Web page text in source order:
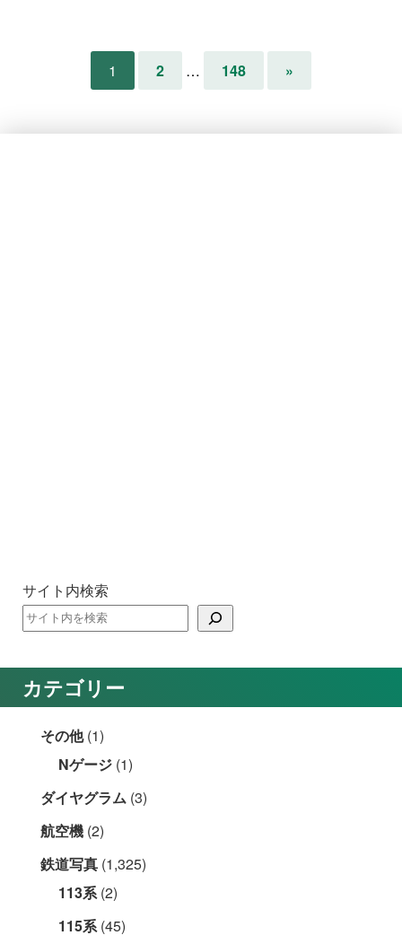
1 2 … 148 »
サイト内検索
カテゴリー
その他(1)
Nゲージ (1)
ダイヤグラム (3)
航空機 (2)
鉄道写真 (1,325)
113系(2)
115系(45)